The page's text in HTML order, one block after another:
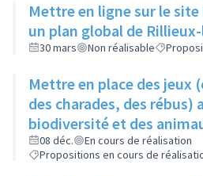
Mettre en ligne sur le
un plan global de
30 mars Non réalisable
Mettre en place des jeux
des charades, des rébus)
biodiversité et des
niveau de la ferme
linéaire urbain
08 déc.
En cours de réalisation
Propositions en cours de